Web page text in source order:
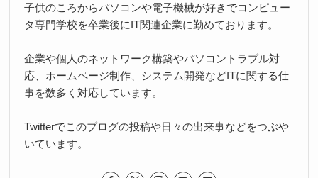
子供のころからパソコンや電子機械が好きでコンピュー
タ専門学校を卒業後にIT関連企業に勤めております。
企業や個人のネットワーク構築やパソコントラブル対
応、ホームページ制作、システム開発などITに関する仕
事を数多く対応しています。
Twitterでこのブログの投稿や日々の出来事などをつぶや
いています。